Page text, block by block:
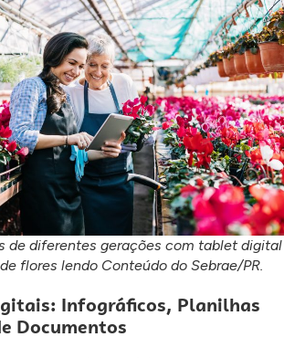
de diferentes gerações com tablet digital
flores lendo Conteúdo do Sebrae/PR.
Infográficos, Planilhas
Documentos